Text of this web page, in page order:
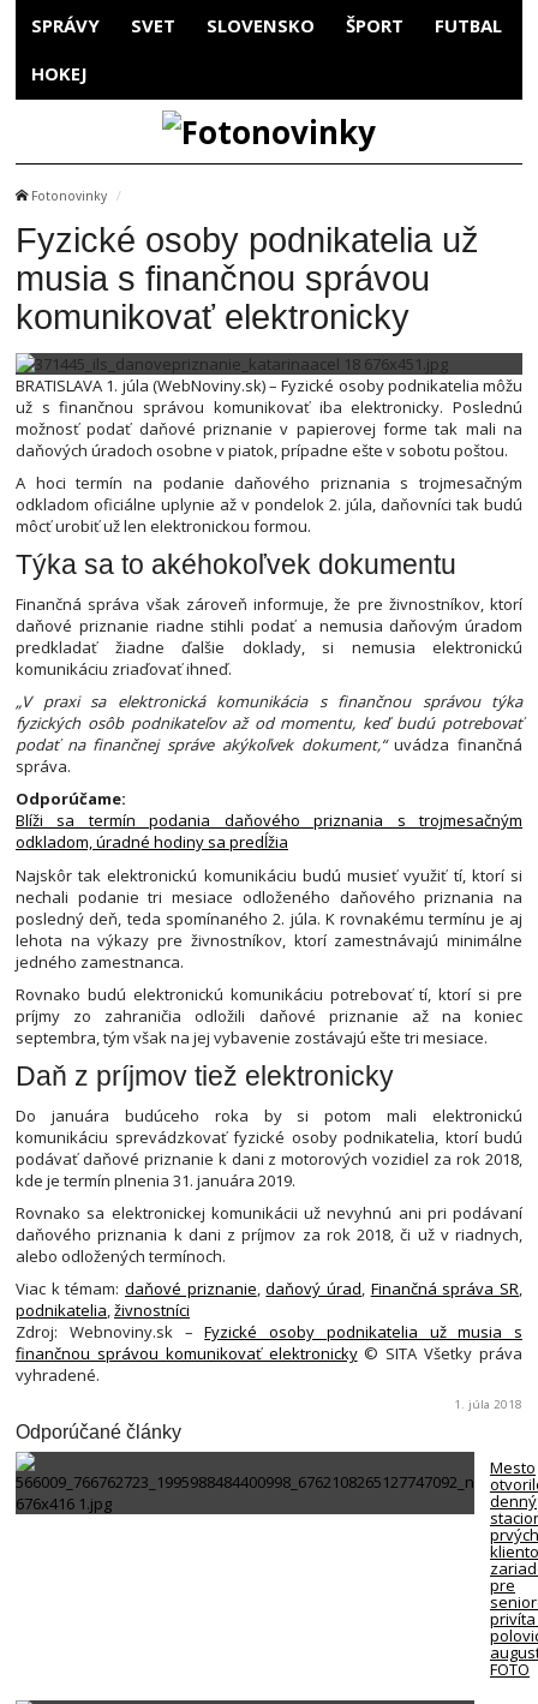
SPRÁVY SVET SLOVENSKO ŠPORT FUTBAL
HOKEJ
Fotonovinky
Fyzické osoby podnikatelia už
musia s finančnou správou
komunikovať elektronicky
BRATISLAVA 1. júla (WebNoviny.sk) – Fyzické osoby podnikatelia môžu
už s finančnou správou komunikovať iba elektronicky. Poslednú
možnosť podať daňové priznanie v papierovej forme tak mali na
daňových úradoch osobne v piatok, prípadne ešte v sobotu poštou.
A hoci termín na podanie daňového priznania s trojmesačným
odkladom oficiálne uplynie až v pondelok 2. júla, daňovníci tak budú
môcť urobiť už len elektronickou formou.
Týka sa to akéhokoľvek dokumentu
Finančná správa však zároveň informuje, že pre živnostníkov, ktorí
daňové priznanie riadne stihli podať a nemusia daňovým úradom
predkladať žiadne ďalšie doklady, si nemusia elektronickú
komunikáciu zriaďovať ihneď.
„V praxi sa elektronická komunikácia s finančnou správou týka
fyzických osôb podnikateľov až od momentu, keď budú potrebovať
podať na finančnej správe akýkoľvek dokument,“uvádza finančná
správa.
Odporúčame:
Blíži sa termín podania daňového priznania s trojmesačným
odkladom, úradné hodiny sa predĺžia
Najskôr tak elektronickú komunikáciu budú musieť využiť tí, ktorí si
nechali podanie tri mesiace odloženého daňového priznania na
posledný deň, teda spomínaného 2. júla. K rovnakému termínu je aj
lehota na výkazy pre živnostníkov, ktorí zamestnávajú minimálne
jedného zamestnanca.
Rovnako budú elektronickú komunikáciu potrebovať tí, ktorí si pre
príjmy zo zahraničia odložili daňové priznanie až na koniec
septembra, tým však na jej vybavenie zostávajú ešte tri mesiace.
Daň z príjmov tiež elektronicky
Do januára budúceho roka by si potom mali elektronickú
komunikáciu sprevádzkovať fyzické osoby podnikatelia, ktorí budú
podávať daňové priznanie k dani z motorových vozidiel za rok 2018,
kde je termín plnenia 31. januára 2019.
Rovnako sa elektronickej komunikácii už nevyhnú ani pri podávaní
daňového priznania k dani z príjmov za rok 2018, či už v riadnych,
alebo odložených termínoch.
Viac k témam: daňové priznanie,daňový úrad, Finančná správa SR,
podnikatelia,živnostníci
Zdroj: Webnoviny.sk –Fyzické osoby podnikatelia už musia s
finančnou správou komunikovať elektronicky© SITA Všetky práva
vyhradené.
1. júla 2018
Odporúčané články
Mesto
denný
prvých
pre
FOTO